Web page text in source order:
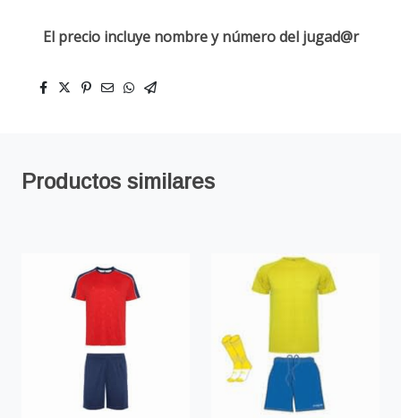
El precio incluye nombre y número del jugad@r
Productos similares